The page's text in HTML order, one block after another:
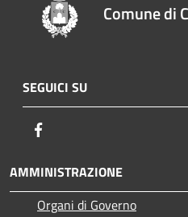
Comune di
SEGUICI SU
AMMINISTRAZIONE
Organi di Governo